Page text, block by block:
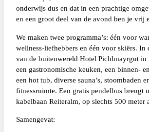
onderwijs dus en dat in een prachtige
en een groot deel van de avond ben je vrij
We maken twee programma’s: één voor
wellness-liefhebbers en één voor skiërs. In
van de buitenwereld Hotel Pichlmayrgut in
een gastronomische keuken, een binnen-
een hot tub, diverse sauna’s, stoombaden
fitnessruimte. Een gratis pendelbus brengt
kabelbaan Reiteralm, op slechts 500 meter
Samengevat: